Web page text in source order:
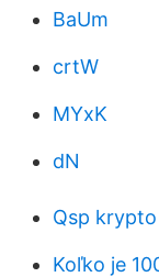
BaUm
crtW
MYxK
dN
Qsp krypto
Koľko je